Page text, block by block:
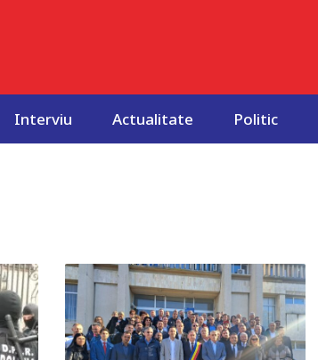
Interviu Actualitate Politic